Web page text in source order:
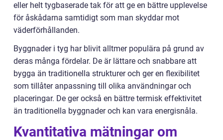
eller helt tygbaserade tak för att ge en bättre upplevelse
för åskådarna samtidigt som man skyddar mot
väderförhållanden.
Byggnader i tyg har blivit alltmer populära på grund av
deras många fördelar. De är lättare och snabbare att
bygga än traditionella strukturer och ger en flexibilitet
som tillåter anpassning till olika användningar och
placeringar. De ger också en bättre termisk effektivitet
än traditionella byggnader och kan vara energisnåla.
Kvantitativa mätningar om